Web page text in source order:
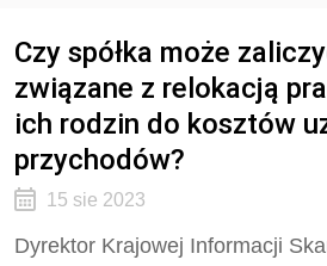
Czy spółka może
związane z relokacją
ich rodzin do kosztów
przychodów?
15 sie 2023
Dyrektor Krajowej Informacji